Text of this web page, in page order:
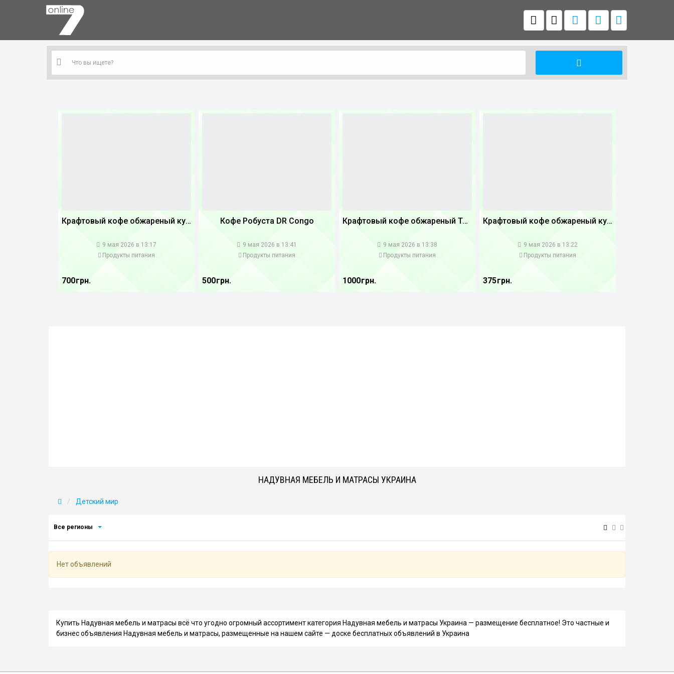
Крафтовый кофе обжареный купаж арабики 3...
9 мая 2026 в 13:17
Продукты питания
700 грн.
Кофе Робуста DR Congo
9 мая 2026 в 13:41
Продукты питания
500 грн.
Крафтовый кофе обжареный Танзания
9 мая 2026 в 13:38
Продукты питания
1000 грн.
Крафтовый кофе обжареный купаж арабики 5...
9 мая 2026 в 13:22
Продукты питания
375 грн.
НАДУВНАЯ МЕБЕЛЬ И МАТРАСЫ УКРАИНА
Детский мир
Все регионы
Нет объявлений
Купить Надувная мебель и матрасы всё что угодно огромный ассортимент категория Надувная мебель и матрасы Украина — размещение бесплатное! Это частные и
бизнес объявления Надувная мебель и матрасы, размещенные на нашем сайте — доске бесплатных объявлений в Украина